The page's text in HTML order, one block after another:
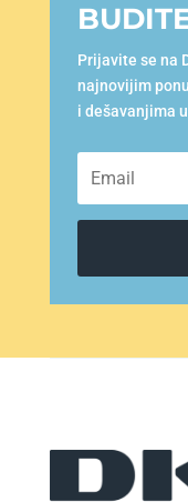
Prijavite se na
najnovijim
i dešavanjima